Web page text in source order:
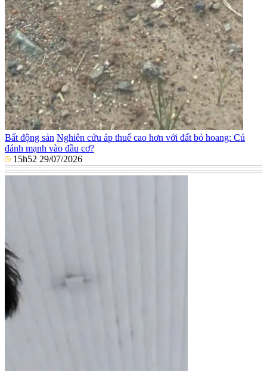
Bất động sản Nghiên cứu áp thuế cao hơn với đất bỏ hoang: Cú
đánh mạnh vào đầu cơ?
15h52 29/07/2026